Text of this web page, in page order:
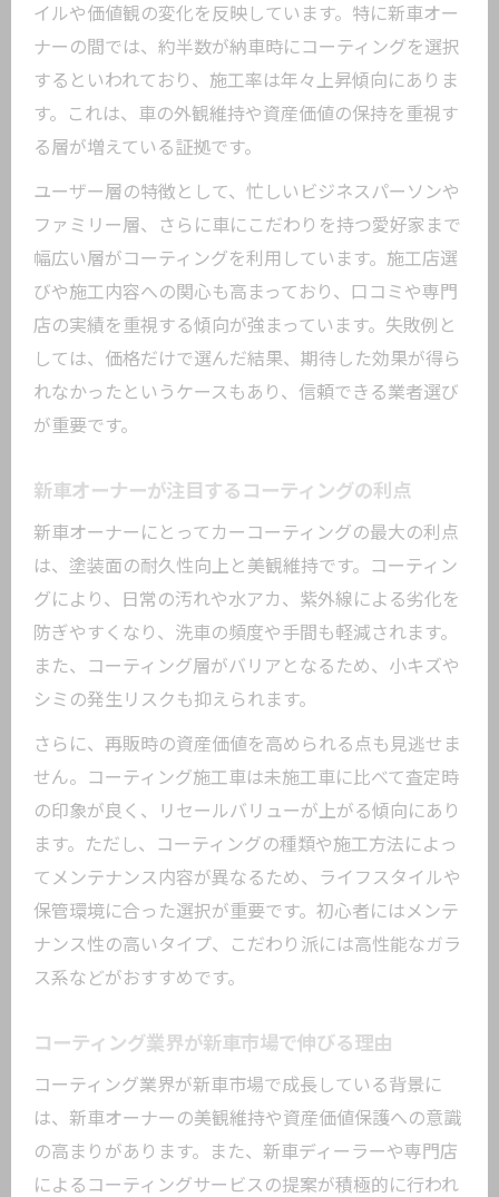
イルや価値観の変化を反映しています。特に新車オー
ナーの間では、約半数が納車時にコーティングを選択
するといわれており、施工率は年々上昇傾向にありま
す。これは、車の外観維持や資産価値の保持を重視す
る層が増えている証拠です。
ユーザー層の特徴として、忙しいビジネスパーソンや
ファミリー層、さらに車にこだわりを持つ愛好家まで
幅広い層がコーティングを利用しています。施工店選
びや施工内容への関心も高まっており、口コミや専門
店の実績を重視する傾向が強まっています。失敗例と
しては、価格だけで選んだ結果、期待した効果が得ら
れなかったというケースもあり、信頼できる業者選び
が重要です。
新車オーナーが注目するコーティングの利点
新車オーナーにとってカーコーティングの最大の利点
は、塗装面の耐久性向上と美観維持です。コーティン
グにより、日常の汚れや水アカ、紫外線による劣化を
防ぎやすくなり、洗車の頻度や手間も軽減されます。
また、コーティング層がバリアとなるため、小キズや
シミの発生リスクも抑えられます。
さらに、再販時の資産価値を高められる点も見逃せま
せん。コーティング施工車は未施工車に比べて査定時
の印象が良く、リセールバリューが上がる傾向にあり
ます。ただし、コーティングの種類や施工方法によっ
てメンテナンス内容が異なるため、ライフスタイルや
保管環境に合った選択が重要です。初心者にはメンテ
ナンス性の高いタイプ、こだわり派には高性能なガラ
ス系などがおすすめです。
コーティング業界が新車市場で伸びる理由
コーティング業界が新車市場で成長している背景に
は、新車オーナーの美観維持や資産価値保護への意識
の高まりがあります。また、新車ディーラーや専門店
によるコーティングサービスの提案が積極的に行われ